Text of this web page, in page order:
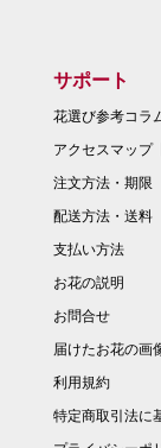
サポート
花選び参考コラ
アクセスマップ
注文方法・期限
配送方法・送料
支払い方法
お花の説明
お問合せ
届けたお花の画
利用規約
特定商取引法に